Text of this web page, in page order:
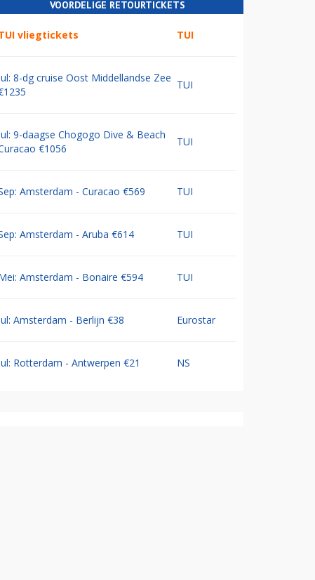
VOORDELIGE RETOURTICKETS
vliegtickets TUI
8-dg cruise Oost Middellandse Zee
TUI
9-daagse Chogogo Dive & Beach
€1056
TUI
Amsterdam - Curacao €569 TUI
Amsterdam - Aruba €614 TUI
Amsterdam - Bonaire €594 TUI
Amsterdam - Berlijn €38 Eurostar
Rotterdam - Antwerpen €21 NS